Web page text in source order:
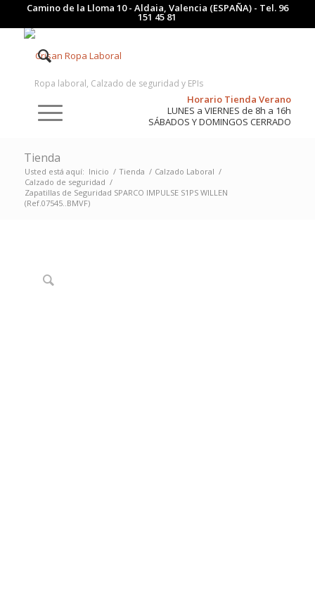
Camino de la Lloma 10 - Aldaia, Valencia (ESPAÑA) - Tel. 96
151 45 81
Ropa laboral, Calzado de seguridad y EPIs
Horario Tienda Verano
LUNES a VIERNES de 8h a 16h
SÁBADOS Y DOMINGOS CERRADO
Tienda
Usted está aquí: Inicio / Tienda / Calzado Laboral /
Calzado de seguridad /
Zapatillas de Seguridad SPARCO IMPULSE S1PS WILLEN
(Ref.07545..BMVF)